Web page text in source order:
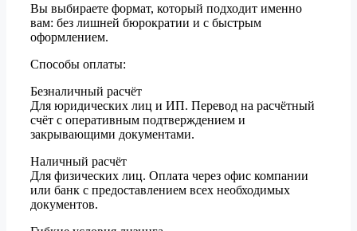
Вы выбираете формат, который подходит именно
вам: без лишней бюрократии и с быстрым
оформлением.
Способы оплаты:
Безналичный расчёт
Для юридических лиц и ИП. Перевод на расчётный
счёт с оперативным подтверждением и
закрывающими документами.
Наличный расчёт
Для физических лиц. Оплата через офис компании
или банк с предоставлением всех необходимых
документов.